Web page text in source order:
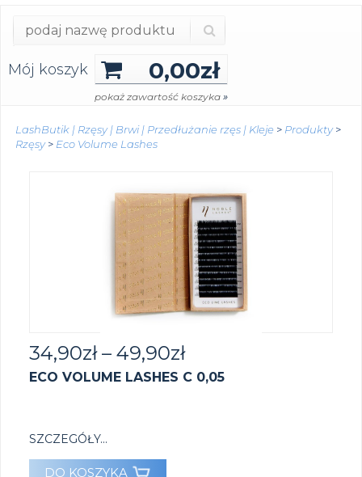
Mój koszyk 0,00zł
pokaż zawartość koszyka »
LashButik | Rzęsy | Brwi | Przedłużanie rzęs | Kleje > Produkty>
Rzęsy> Eco Volume Lashes
34,90zł– 49,90zł
ECO VOLUME LASHES C 0,05
SZCZEGÓŁY...
DO KOSZYKA